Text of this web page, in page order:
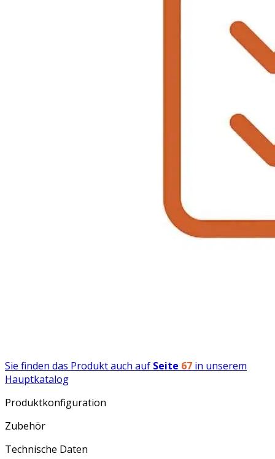
Sie finden das Produkt auch auf Seite 67 in unserem
Hauptkatalog
Produktkonfiguration
Zubehör
Technische Daten